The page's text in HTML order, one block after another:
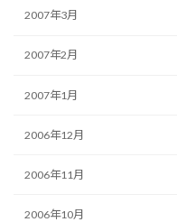
2007年3月
2007年2月
2007年1月
2006年12月
2006年11月
2006年10月